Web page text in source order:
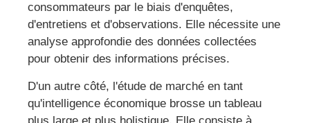
consommateurs par le biais d'enquêtes,
d'entretiens et d'observations. Elle nécessite une
analyse approfondie des données collectées
pour obtenir des informations précises.
D'un autre côté, l'étude de marché en tant
qu'intelligence économique brosse un tableau
plus large et plus holistique. Elle consiste à